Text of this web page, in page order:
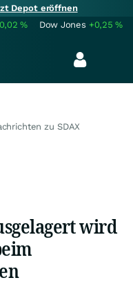
Depot eröffnen
% Dow Jones +0,25%
zu SDAX
wird